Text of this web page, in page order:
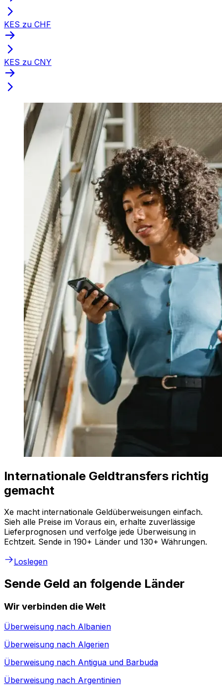
KES zu CHF
KES zu CNY
Internationale Geldtransfers richtig
gemacht
Xe macht internationale Geldüberweisungen einfach.
Sieh alle Preise im Voraus ein, erhalte zuverlässige
Lieferprognosen und verfolge jede Überweisung in
Echtzeit. Sende in 190+ Länder und 130+ Währungen.
Loslegen
Sende Geld an folgende Länder
Wir verbinden die Welt
Überweisung nach Albanien
Überweisung nach Algerien
Überweisung nach Antigua und Barbuda
Überweisung nach Argentinien